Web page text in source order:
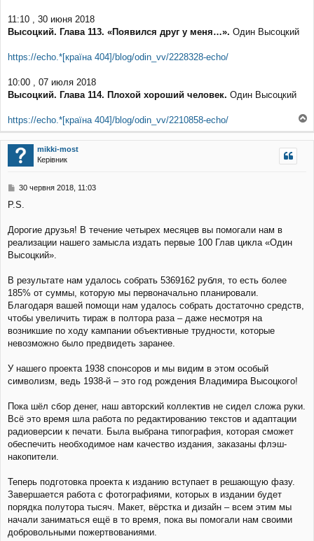
11:10 , 30 июня 2018
Высоцкий. Глава 113. «Появился друг у меня…». Один Высоцкий
https://echo.*[країна 404]/blog/odin_vv/2228328-echo/
10:00 , 07 июля 2018
Высоцкий. Глава 114. Плохой хороший человек. Один Высоцкий
https://echo.*[країна 404]/blog/odin_vv/2210858-echo/
о
г
mikki-most
Керівник
П
в
д
о
л
н
н
я
30 червня 2018, 11:03
P.S.
Дорогие друзья! В течение четырех месяцев вы помогали нам в
реализации нашего замысла издать первые 100 Глав цикла «Один
Высоцкий».
В результате нам удалось собрать 5369162 рубля, то есть более
185% от суммы, которую мы первоначально планировали.
Благодаря вашей помощи нам удалось собрать достаточно средств,
чтобы увеличить тираж в полтора раза – даже несмотря на
возникшие по ходу кампании объективные трудности, которые
невозможно было предвидеть заранее.
У нашего проекта 1938 спонсоров и мы видим в этом особый
символизм, ведь 1938-й – это год рождения Владимира Высоцкого!
Пока шёл сбор денег, наш авторский коллектив не сидел сложа руки.
Всё это время шла работа по редактированию текстов и адаптации
радиоверсии к печати. Была выбрана типография, которая сможет
обеспечить необходимое нам качество издания, заказаны флэш-
накопители.
Теперь подготовка проекта к изданию вступает в решающую фазу.
Завершается работа с фотографиями, которых в издании будет
порядка полутора тысяч. Макет, вёрстка и дизайн – всем этим мы
начали заниматься ещё в то время, пока вы помогали нам своими
добровольными пожертвованиями.